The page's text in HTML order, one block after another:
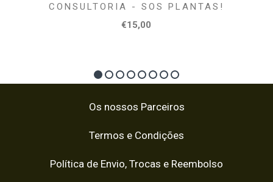
CONSULTORIA - SOS PLANTAS!
€15,00
Os nossos Parceiros
Termos e Condições
Política de Envio, Trocas e Reembolso